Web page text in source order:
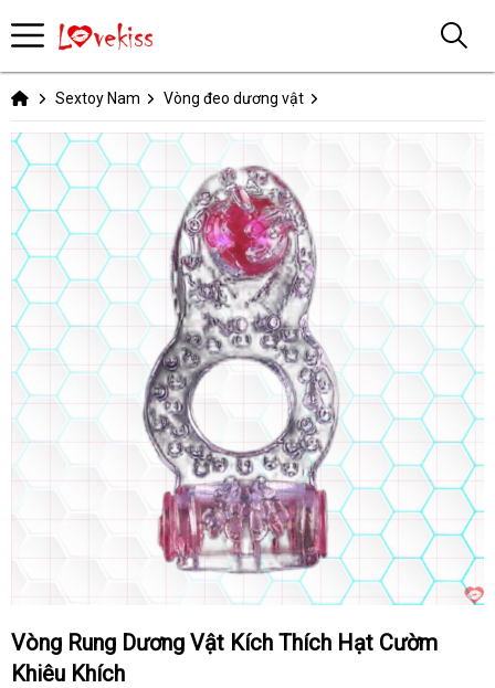
Sextoy Nam Vòng đeo dương vật
Vòng Rung Dương Vật Kích Thích Hạt Cườm
Khiêu Khích